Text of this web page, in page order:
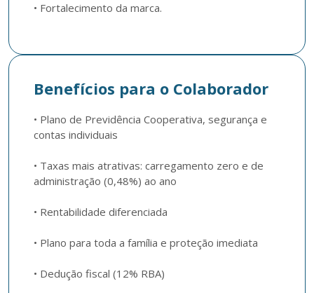
• Fortalecimento da marca.
Benefícios para o Colaborador
• Plano de Previdência Cooperativa, segurança e
contas individuais
• Taxas mais atrativas: carregamento zero e de
administração (0,48%) ao ano
• Rentabilidade diferenciada
• Plano para toda a família e proteção imediata
• Dedução fiscal (12% RBA)